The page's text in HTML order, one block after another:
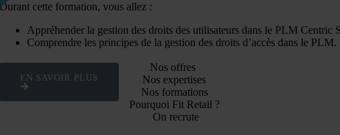
Nos offres
Nos expertises
Nos formations
Pourquoi Fit Retail ?
On recrute
cette formation, vous allez :
Appréhender la gestion des droits des utilisateurs dans le PLM Centric
Comprendre les principes de la gestion des droits d’accès dans le PLM.
EN SAVOIR PLUS